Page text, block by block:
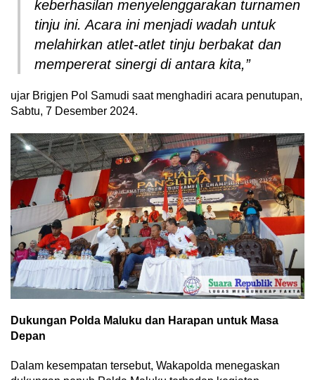
keberhasilan menyelenggarakan turnamen
tinju ini. Acara ini menjadi wadah untuk
melahirkan atlet-atlet tinju berbakat dan
mempererat sinergi di antara kita,”
ujar Brigjen Pol Samudi saat menghadiri acara penutupan,
Sabtu, 7 Desember 2024.
Dukungan Polda Maluku dan Harapan untuk Masa
Depan
Dalam kesempatan tersebut, Wakapolda menegaskan